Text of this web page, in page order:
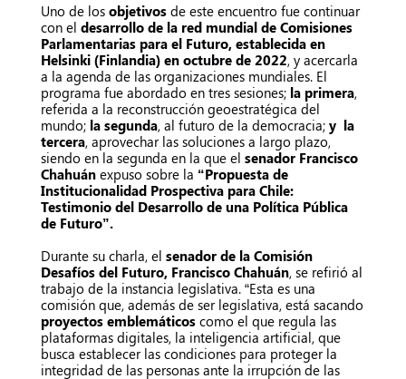
Uno de los objetivos de este encuentro fue continuar
con el desarrollo de la red mundial de Comisiones
Parlamentarias para el Futuro, establecida en
Helsinki (Finlandia) en octubre de 2022, y acercarla
a la agenda de las organizaciones mundiales. El
programa fue abordado en tres sesiones; la primera,
referida a la reconstrucción geoestratégica del
mundo; la segunda, al futuro de la democracia; y la
tercera, aprovechar las soluciones a largo plazo,
siendo en la segunda en la que el senador Francisco
Chahuán expuso sobre la “Propuesta de
Institucionalidad Prospectiva para Chile:
Testimonio del Desarrollo de una Política Pública
de Futuro”.
Durante su charla, el senador de la Comisión
Desafíos del Futuro, Francisco Chahuán, se refirió al
trabajo de la instancia legislativa. “Esta es una
comisión que, además de ser legislativa, está sacando
proyectos emblemáticos como el que regula las
plataformas digitales, la inteligencia artificial, que
busca establecer las condiciones para proteger la
integridad de las personas ante la irrupción de las